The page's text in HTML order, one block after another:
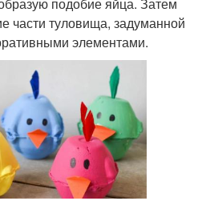
части туловища, задуманной
элементами.